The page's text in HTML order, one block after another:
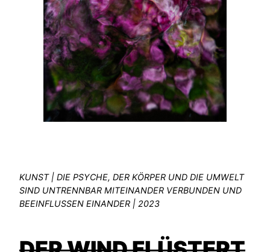
KUNST | DIE PSYCHE, DER KÖRPER UND DIE UMWELT
SIND UNTRENNBAR MITEINANDER VERBUNDEN UND
BEEINFLUSSEN EINANDER | 2023